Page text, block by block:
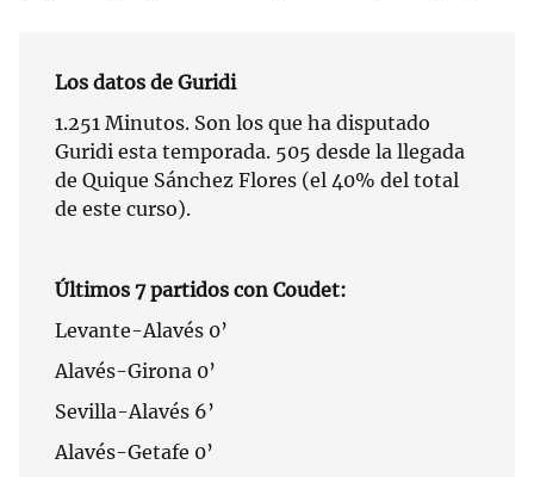
Los datos de Guridi
1.251 Minutos. Son los que ha disputado
Guridi esta temporada. 505 desde la llegada
de Quique Sánchez Flores (el 40% del total
de este curso).
Últimos 7 partidos con Coudet:
Levante-Alavés 0’
Alavés-Girona 0’
Sevilla-Alavés 6’
Alavés-Getafe 0’